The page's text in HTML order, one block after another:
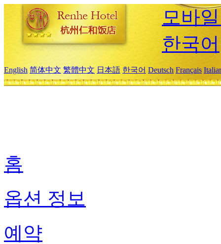
모바
한국어
English 简体中文 繁體中文 日本語 한국어 Deutsch Français
홈
옵션 정보
예약